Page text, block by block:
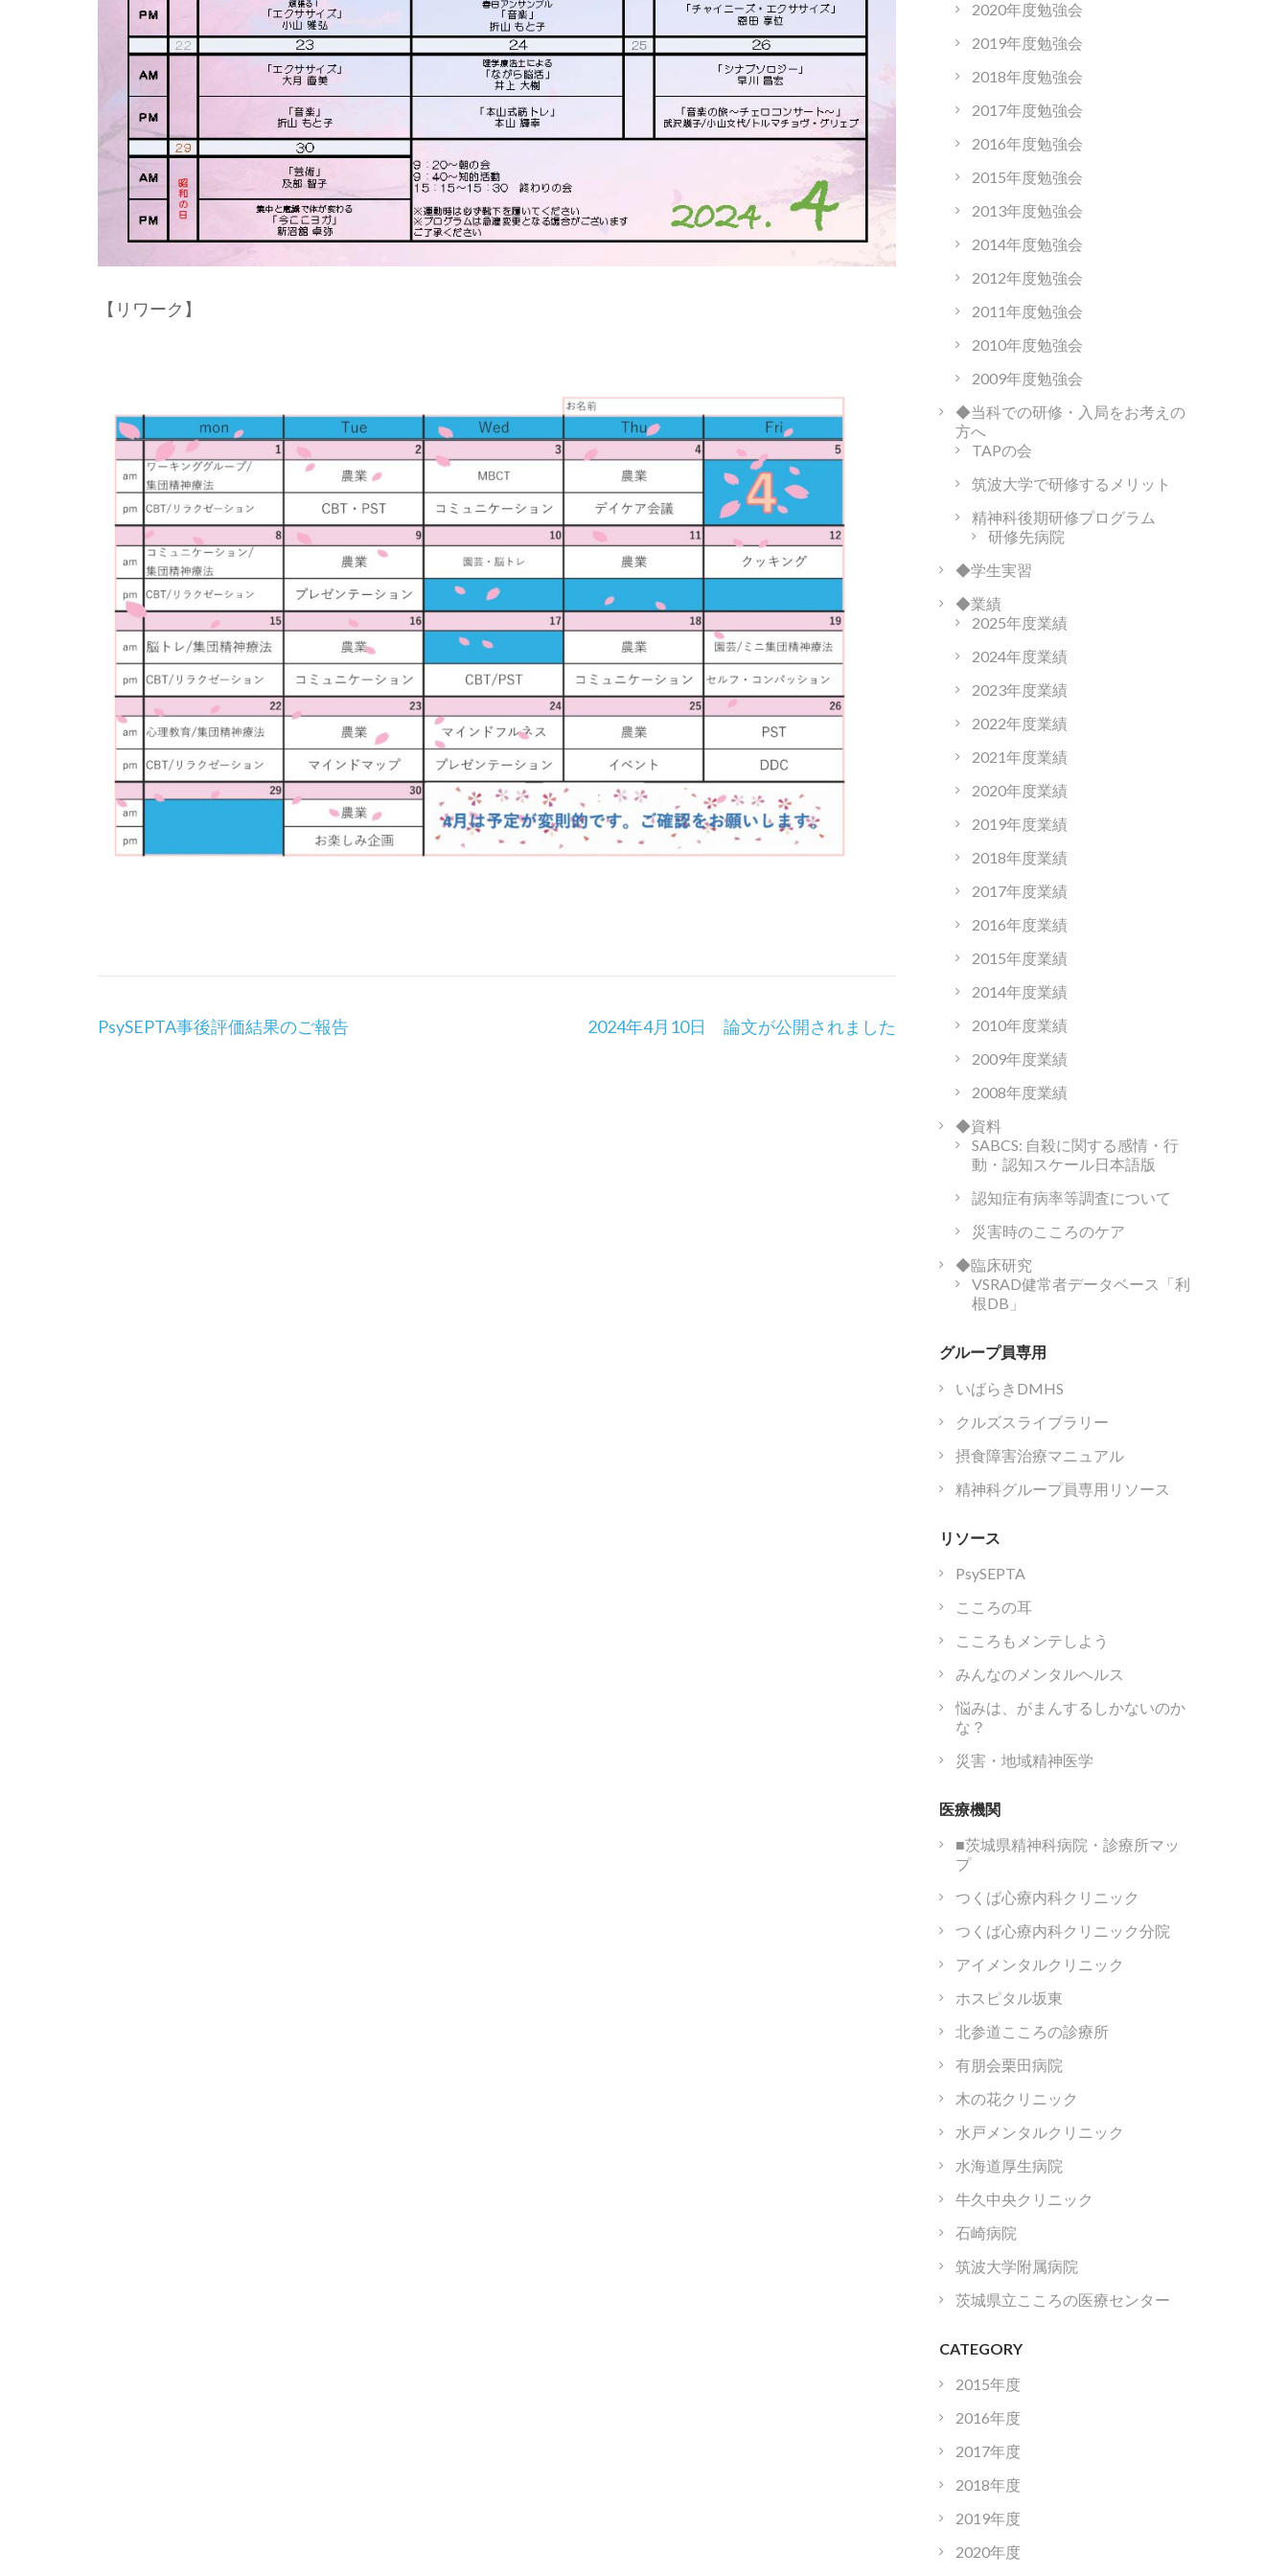
【リワーク】
投
PsySEPTA事後評価結果のご報告 2024年4月10日 論文が公開されました
2020年度勉強会
2019年度勉強会
2018年度勉強会
2017年度勉強会
2016年度勉強会
2015年度勉強会
2013年度勉強会
2014年度勉強会
2012年度勉強会
2011年度勉強会
2010年度勉強会
2009年度勉強会
◆当科での研修・入局をお考えの
方へ
TAPの会
筑波大学で研修するメリット
精神科後期研修プログラム
研修先病院
◆学生実習
◆業績
2025年度業績
2024年度業績
2023年度業績
2022年度業績
2021年度業績
2020年度業績
2019年度業績
2018年度業績
2017年度業績
2016年度業績
2015年度業績
2014年度業績
2010年度業績
2009年度業績
2008年度業績
◆資料
SABCS: 自殺に関する感情・行
動・認知スケール日本語版
認知症有病率等調査について
災害時のこころのケア
◆臨床研究
VSRAD健常者データベース「利
根DB」
グループ員専用
いばらきDMHS
クルズスライブラリー
摂食障害治療マニュアル
精神科グループ員専用リソース
リソース
PsySEPTA
こころの耳
こころもメンテしよう
みんなのメンタルヘルス
悩みは、がまんするしかないのか
な？
災害・地域精神医学
医療機関
■茨城県精神科病院・診療所マッ
プ
つくば心療内科クリニック
つくば心療内科クリニック分院
アイメンタルクリニック
ホスピタル坂東
北参道こころの診療所
有朋会栗田病院
木の花クリニック
水戸メンタルクリニック
水海道厚生病院
牛久中央クリニック
石崎病院
筑波大学附属病院
茨城県立こころの医療センター
CATEGORY
2015年度
2016年度
2017年度
2018年度
2019年度
2020年度